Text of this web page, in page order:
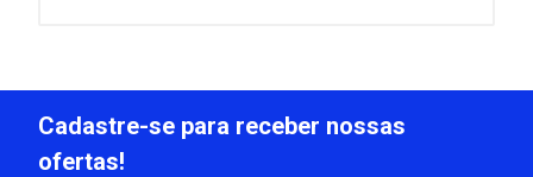
Cadastre-se para receber nossas
ofertas!